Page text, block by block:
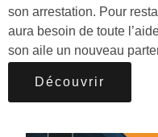
son arrestation. Pour
aura besoin de toute
son aile un nouveau
Découvrir